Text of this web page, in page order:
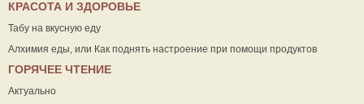
КРАСОТА И ЗДОРОВЬЕ
Табу на вкусную еду
Алхимия еды, или Как поднять настроение при помощи продуктов
ГОРЯЧЕЕ ЧТЕНИЕ
Актуально